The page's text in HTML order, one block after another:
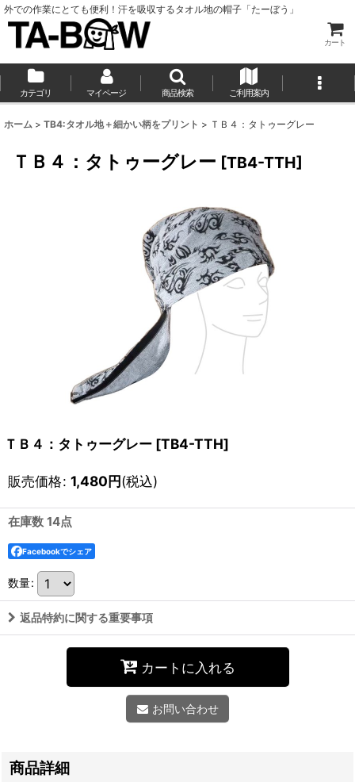
外での作業にとても便利！汗を吸収するタオル地の帽子「たーぼう」
カート
カテゴリ マイページ 商品検索 ご利用案内
ホーム > TB4:タオル地＋細かい柄をプリント > ＴＢ４：タトゥーグレー
ＴＢ４：タトゥーグレー [TB4-TTH]
ＴＢ４：タトゥーグレー [TB4-TTH]
販売価格: 1,480円(税込)
在庫数 14点
Facebookでシェア
数量:
返品特約に関する重要事項
カートに入れる
お問い合わせ
商品詳細